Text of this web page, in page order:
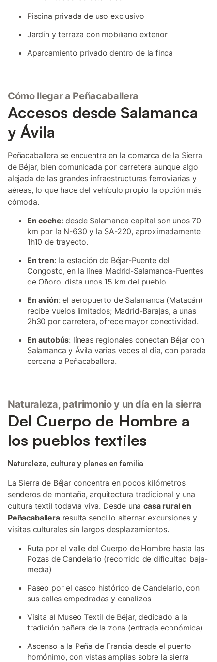
Piscina privada de uso exclusivo
Jardín y terraza con mobiliario exterior
Aparcamiento privado dentro de la finca
Cómo llegar a Peñacaballera
Accesos desde Salamanca
y Ávila
Peñacaballera se encuentra en la comarca de la Sierra
de Béjar, bien comunicada por carretera aunque algo
alejada de las grandes infraestructuras ferroviarias y
aéreas, lo que hace del vehículo propio la opción más
cómoda.
En coche: desde Salamanca capital son unos 70
km por la N-630 y la SA-220, aproximadamente
1h10 de trayecto.
En tren: la estación de Béjar-Puente del
Congosto, en la línea Madrid-Salamanca-Fuentes
de Oñoro, dista unos 15 km del pueblo.
En avión: el aeropuerto de Salamanca (Matacán)
recibe vuelos limitados; Madrid-Barajas, a unas
2h30 por carretera, ofrece mayor conectividad.
En autobús: líneas regionales conectan Béjar con
Salamanca y Ávila varias veces al día, con parada
cercana a Peñacaballera.
Naturaleza, patrimonio y un día en la sierra
Del Cuerpo de Hombre a
los pueblos textiles
Naturaleza, cultura y planes en familia
La Sierra de Béjar concentra en pocos kilómetros
senderos de montaña, arquitectura tradicional y una
cultura textil todavía viva. Desde unacasa rural en
Peñacaballeraresulta sencillo alternar excursiones y
visitas culturales sin largos desplazamientos.
Ruta por el valle del Cuerpo de Hombre hasta las
Pozas de Candelario (recorrido de dificultad baja-
media)
Paseo por el casco histórico de Candelario, con
sus calles empedradas y canalizos
Visita al Museo Textil de Béjar, dedicado a la
tradición pañera de la zona (entrada económica)
Ascenso a la Peña de Francia desde el puerto
homónimo, con vistas amplias sobre la sierra